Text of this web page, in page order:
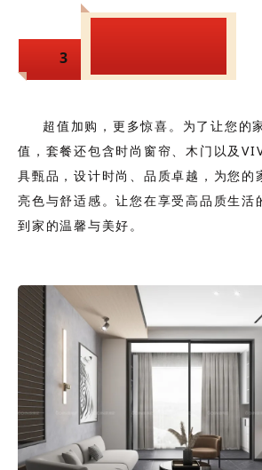
3
超值加购，更多惊喜。 为了让您的
值， 套餐还包含时尚窗帘、木门以及
具甄品，设计时尚、品质卓越，为您的
亮色与舒适感。让您在享受高品质生活
到家的温馨与美好。